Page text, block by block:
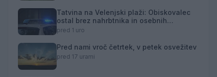
Tatvina na Velenjski plaži: Obiskovalec
ostal brez nahrbtnika in osebnih
predmetov
pred 1 uro
Pred nami vroč četrtek, v petek osvežitev
pred 17 urami